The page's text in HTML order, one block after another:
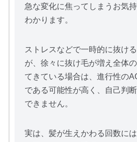
急な変化に焦ってしまうお気
わかります。
ストレスなどで一時的に抜け
が、徐々に抜け毛が増え全体
てきている場合は、進行性の
である可能性が高く、自己判
できません。
実は、髪が生えかわる回数に